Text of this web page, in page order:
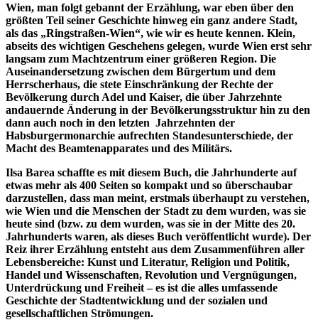
Wien, man folgt gebannt der Erzählung, war eben über den
größten Teil seiner Geschichte hinweg ein ganz andere Stadt,
als das „Ringstraßen-Wien“, wie wir es heute kennen. Klein,
abseits des wichtigen Geschehens gelegen, wurde Wien erst sehr
langsam zum Machtzentrum einer größeren Region. Die
Auseinandersetzung zwischen dem Bürgertum und dem
Herrscherhaus, die stete Einschränkung der Rechte der
Bevölkerung durch Adel und Kaiser, die über Jahrzehnte
andauernde Änderung in der Bevölkerungsstruktur hin zu den
dann auch noch in den letzten Jahrzehnten der
Habsburgermonarchie aufrechten Standesunterschiede, der
Macht des Beamtenapparates und des Militärs.
Ilsa Barea schaffte es mit diesem Buch, die Jahrhunderte auf
etwas mehr als 400 Seiten so kompakt und so überschaubar
darzustellen, dass man meint, erstmals überhaupt zu verstehen,
wie Wien und die Menschen der Stadt zu dem wurden, was sie
heute sind (bzw. zu dem wurden, was sie in der Mitte des 20.
Jahrhunderts waren, als dieses Buch veröffentlicht wurde). Der
Reiz ihrer Erzählung entsteht aus dem Zusammenführen aller
Lebensbereiche: Kunst und Literatur, Religion und Politik,
Handel und Wissenschaften, Revolution und Vergnügungen,
Unterdrückung und Freiheit – es ist die alles umfassende
Geschichte der Stadtentwicklung und der sozialen und
gesellschaftlichen Strömungen.